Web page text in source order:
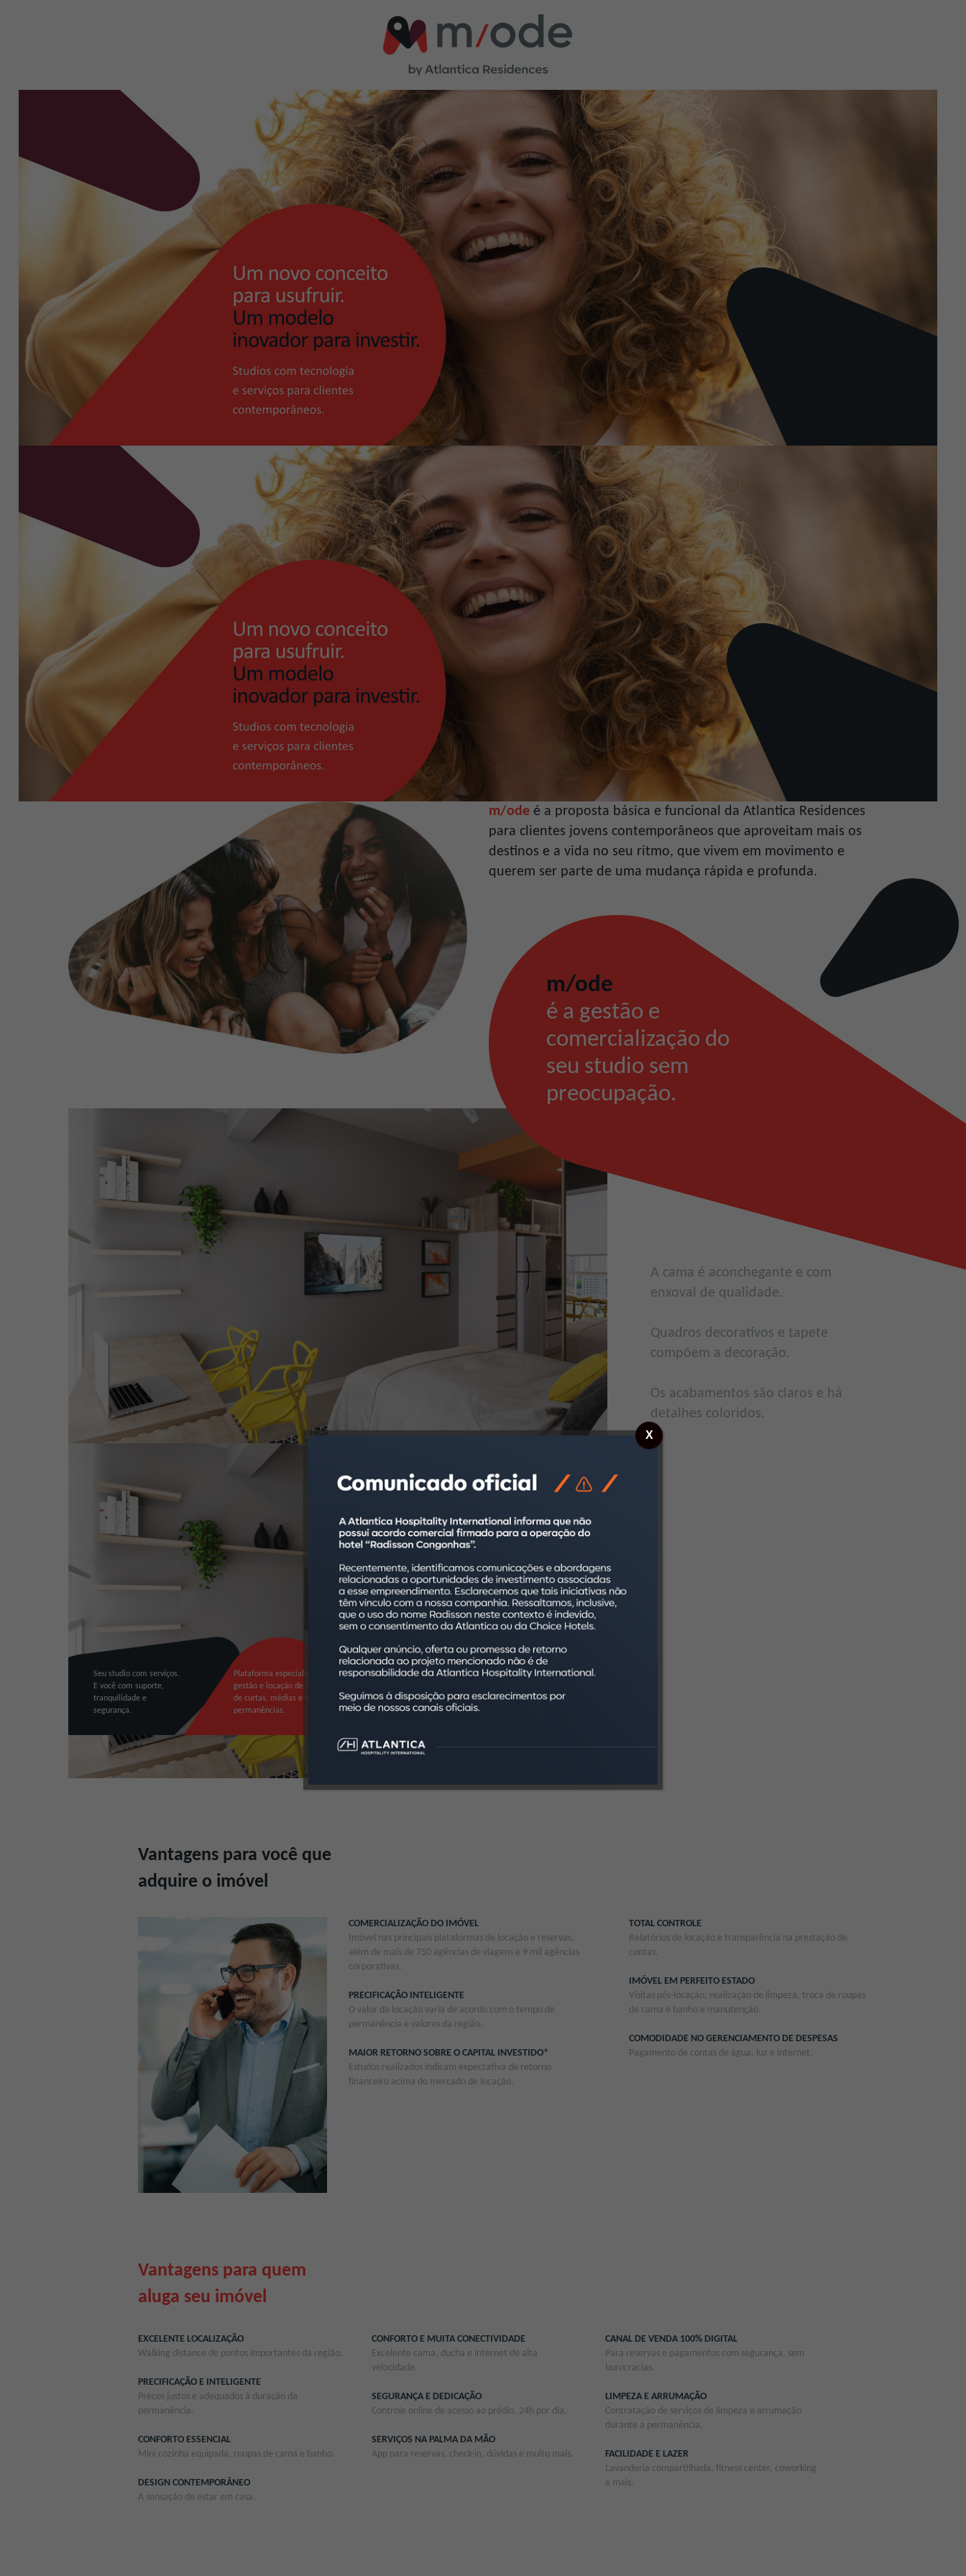
m/odeé a proposta básica e funcional da Atlantica Residences
para clientes jovens contemporâneos que aproveitam mais os
destinos e a vida no seu ritmo, que vivem em movimento e
querem ser parte de uma mudança rápida e profunda.
m/ode
é a gestão e
comercialização do
seu studio sem
preocupação.
Seu studio com serviços.
E você com suporte,
tranquilidade e
segurança.
Plataforma especializada na
gestão e locação de imóveis
de curtas, médias e longas
permanências.
Excelente
clientes e
proprietários.
ferramentas
A cama é aconchegante e com
enxoval de qualidade.
Quadros decorativos e tapete
compõem a decoração.
Os acabamentos são claros e há
detalhes coloridos.
Vantagens para você que
adquire o imóvel
COMERCIALIZAÇÃO DO IMÓVEL
Imóvel nas principais plataformas de locação e reservas,
além de mais de 750 agências de viagens e 9 mil agências
corporativas.
PRECIFICAÇÃO INTELIGENTE
O valor da locação varia de acordo com o tempo de
permanência e valores da região.
MAIOR RETORNO SOBRE O CAPITAL INVESTIDO*
Estudos realizados indicam expectativa de retorno
financeiro acima do mercado de locação.
TOTAL CONTROLE
Relatórios de locação e transparência na prestação de
contas.
IMÓVEL EM PERFEITO ESTADO
Visitas pós-locação, realização de limpeza, troca de roupas
de cama e banho e manutenção.
COMODIDADE NO GERENCIAMENTO DE DESPESAS
Pagamento de contas de água, luz e internet.
Vantagens para quem
aluga seu imóvel
EXCELENTE LOCALIZAÇÃO
Walking distance de pontos importantes da região.
PRECIFICAÇÃO E INTELIGENTE
Preços justos e adequados à duração da
permanência.
CONFORTO ESSENCIAL
Mini cozinha equipada, roupas de cama e banho.
DESIGN CONTEMPORÂNEO
A sensação de estar em casa.
CONFORTO E MUITA CONECTIVIDADE
Excelente cama, ducha e internet de alta
velocidade.
SEGURANÇA E DEDICAÇÃO
Controle online de acesso ao prédio, 24h por dia.
SERVIÇOS NA PALMA DA MÃO
App para reservas, check-in, dúvidas e muito mais.
CANAL DE VENDA 100% DIGITAL
Para reservas e pagamentos com segurança, sem
burocracias.
LIMPEZA E ARRUMAÇÃO
Contratação de serviços de limpeza e arrumação
durante a permanência.
FACILIDADE E LAZER
Lavanderia compartilhada, fitness center, coworking
e mais.
X